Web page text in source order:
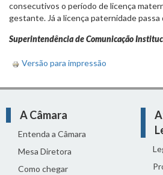
consecutivos o período de licença
gestante. Já a licença paternidade passa
Superintendência de Comunicação
Versão para impressão
A Câmara
Entenda a Câmara
Mesa Diretora
Como chegar